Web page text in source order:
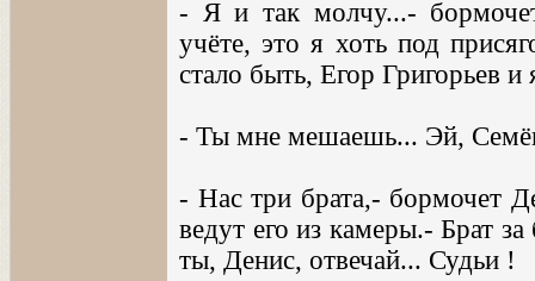
- Я и так молчу...-
учёте, это я хоть под
стало быть, Егор Григорьев
- Ты мне мешаешь... Эй, Семён
- Нас три брата,- бормочет
ведут его из камеры.- Брат за
ты, Денис, отвечай... Судьи !